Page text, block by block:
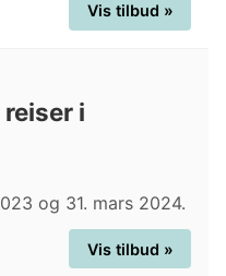
Vis tilbud »
i
og 31. mars 2024.
Vis tilbud »